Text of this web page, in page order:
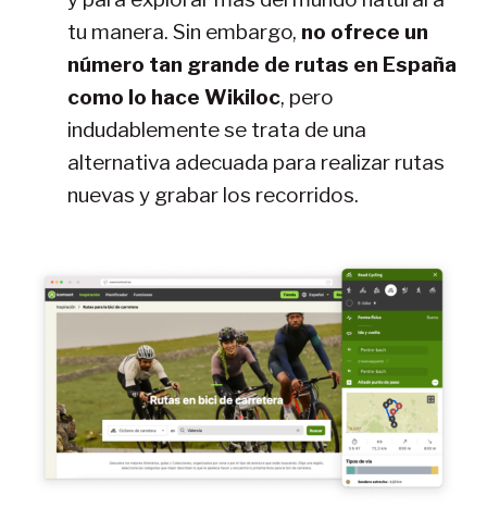
tu manera. Sin embargo, no ofrece un
número tan grande de rutas en España
como lo hace Wikiloc, pero
indudablemente se trata de una
alternativa adecuada para realizar rutas
nuevas y grabar los recorridos.